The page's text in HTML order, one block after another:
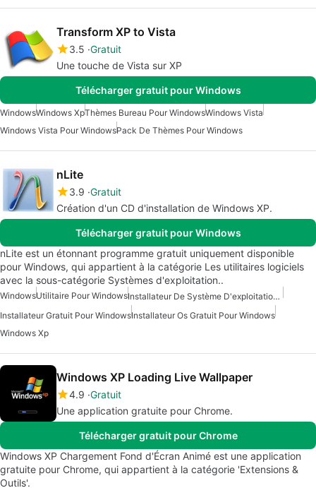
Transform XP to Vista
3.5 Gratuit
Une touche de Vista sur XP
Télécharger gratuit pour Windows
WindowsWindows XpThèmes Bureau Pour WindowsWindows Vista
Windows Vista Pour WindowsPack De Thèmes Pour Windows
nLite
3.9 Gratuit
Création d'un CD d'installation de Windows XP.
Télécharger gratuit pour Windows
nLite est un étonnant programme gratuit uniquement disponible
pour Windows, qui appartient à la catégorie Les utilitaires logiciels
avec la sous-catégorie Systèmes d'exploitation..
WindowsUtilitaire Pour Windows
Installateur De Système D'exploitation Pour Windows
Installateur Gratuit Pour WindowsInstallateur Os Gratuit Pour Windows
Windows Xp
Windows XP Loading Live Wallpaper
4.9 Gratuit
Une application gratuite pour Chrome.
Télécharger gratuit pour Chrome
Windows XP Chargement Fond d'Écran Animé est une application
gratuite pour Chrome, qui appartient à la catégorie 'Extensions &
Outils'.